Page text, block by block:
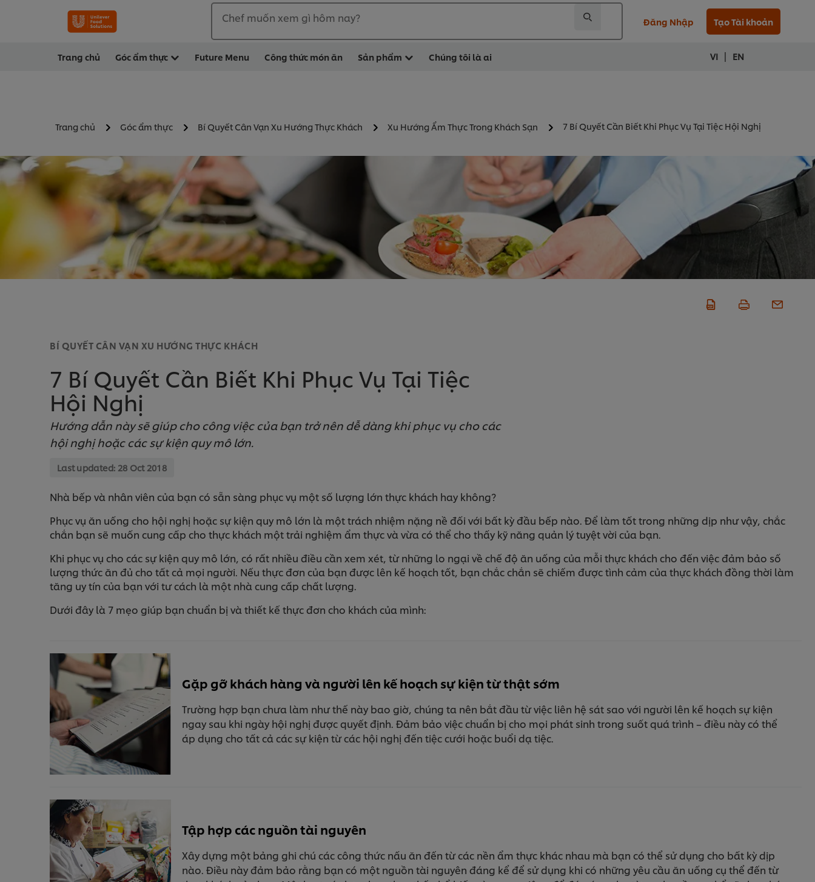
Chef muốn xem gì hôm nay? Đăng Nhập Tạo Tài khoản
Trang chủ Góc ẩm thực Future Menu Công thức món ăn Sản phẩm Chúng tôi là ai VI | EN
Trang chủ Góc ẩm thực Bí Quyết Cân Vạn Xu Hướng Thực Khách Xu Hướng Ẩm Thực Trong Khách Sạn 7 Bí Quyết Cần Biết Khi Phục Vụ Tại Tiệc Hội Nghị
BÍ QUYẾT CÂN VẠN XU HƯỚNG THỰC KHÁCH
7 Bí Quyết Cần Biết Khi Phục Vụ Tại Tiệc
Hội Nghị
Hướng dẫn này sẽ giúp cho công việc của bạn trở nên dễ dàng khi phục vụ cho các
hội nghị hoặc các sự kiện quy mô lớn.
Last updated: 28 Oct 2018
Nhà bếp và nhân viên của bạn có sẵn sàng phục vụ một số lượng lớn thực khách hay không?
Phục vụ ăn uống cho hội nghị hoặc sự kiện quy mô lớn là một trách nhiệm nặng nề đối với bất kỳ đầu bếp nào. Để làm tốt trong những dịp như vậy, chắc
chắn bạn sẽ muốn cung cấp cho thực khách một trải nghiệm ẩm thực và vừa có thể cho thấy kỹ năng quản lý tuyệt vời của bạn.
Khi phục vụ cho các sự kiện quy mô lớn, có rất nhiều điều cần xem xét, từ những lo ngại về chế độ ăn uống của mỗi thực khách cho đến việc đảm bảo số
lượng thức ăn đủ cho tất cả mọi người. Nếu thực đơn của bạn được lên kế hoạch tốt, bạn chắc chắn sẽ chiếm được tình cảm của thực khách đồng thời làm
tăng uy tín của bạn với tư cách là một nhà cung cấp chất lượng.
Dưới đây là 7 mẹo giúp bạn chuẩn bị và thiết kế thực đơn cho khách của mình:
Gặp gỡ khách hàng và người lên kế hoạch sự kiện từ thật sớm
Trường hợp bạn chưa làm như thế này bao giờ, chúng ta nên bắt đầu từ việc liên hệ sát sao với người lên kế hoạch sự kiện
ngay sau khi ngày hội nghị được quyết định. Đảm bảo việc chuẩn bị cho mọi phát sinh trong suốt quá trình – điều này có thể
áp dụng cho tất cả các sự kiện từ các hội nghị đến tiệc cưới hoặc buổi dạ tiệc.
Tập hợp các nguồn tài nguyên
Xây dựng một bảng ghi chú các công thức nấu ăn đến từ các nền ẩm thực khác nhau mà bạn có thể sử dụng cho bất kỳ dịp
nào. Điều này đảm bảo rằng bạn có một nguồn tài nguyên đáng kể để sử dụng khi có những yêu cầu ăn uống cụ thể đến từ